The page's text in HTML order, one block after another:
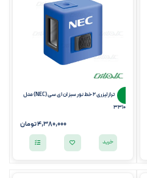
تراز لیزری 2 خط نور سبز ان ای سی (NEC) مدل
3310
4,380,000تومان
خرید